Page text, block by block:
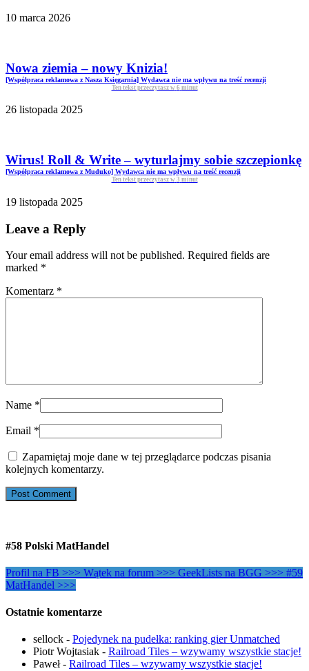
10 marca 2026
Nowa ziemia – nowy Knizia!
[Współpraca reklamowa z Nasza Księgarnia] Wydawca nie ma wpływu na treść recenzji
Ten tekst przeczytasz w 6 minut
26 listopada 2025
Wirus! Roll & Write – wyturlajmy sobie szczepionkę
[Współpraca reklamowa z Muduko] Wydawca nie ma wpływu na treść recenzji
Ten tekst przeczytasz w 3 minut
19 listopada 2025
Leave a Reply
Your email address will not be published. Required fields are
marked *
Komentarz *
Name *
Email *
Zapamiętaj moje dane w tej przeglądarce podczas pisania
kolejnych komentarzy.
#58 Polski MatHandel
Profil na FB >>> Wątek na forum >>> GeekLists na BGG >>> #59
MatHandel >>>
Ostatnie komentarze
sellock - Pojedynek na pudełka: ranking gier Unmatched
Piotr Wojtasiak - Railroad Tiles – wzywamy wszystkie stacje!
Paweł- Railroad Tiles – wzywamy wszystkie stacje!